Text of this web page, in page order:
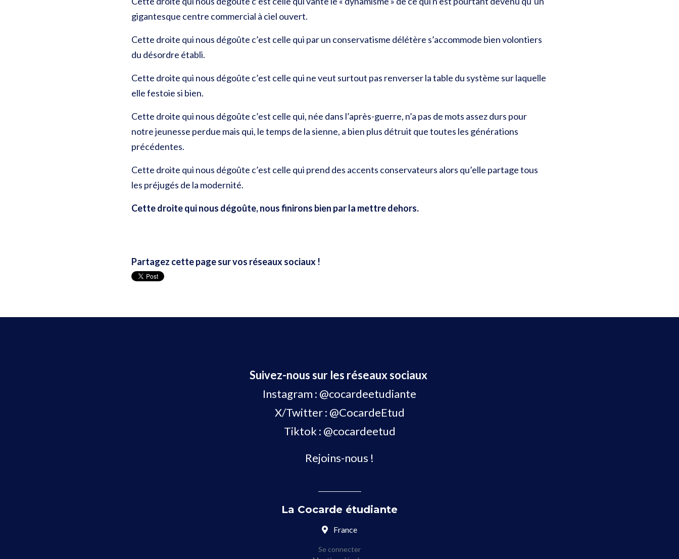
gigantesque centre commercial à ciel ouvert.
Cette droite qui nous dégoûte c’est celle qui par un conservatisme délétère s’accommode bien volontiers
du désordre établi.
Cette droite qui nous dégoûte c’est celle qui ne veut surtout pas renverser la table du système sur laquelle
elle festoie si bien.
Cette droite qui nous dégoûte c’est celle qui, née dans l’après-guerre, n’a pas de mots assez durs pour
notre jeunesse perdue mais qui, le temps de la sienne, a bien plus détruit que toutes les générations
précédentes.
Cette droite qui nous dégoûte c’est celle qui prend des accents conservateurs alors qu’elle partage tous
les préjugés de la modernité.
Cette droite qui nous dégoûte, nous finirons bien par la mettre dehors.
Partagez cette page sur vos réseaux sociaux !
Suivez-nous sur les réseaux sociaux
Instagram : @cocardeetudiante
X/Twitter : @CocardeEtud
Tiktok : @cocardeetud
Rejoins-nous !
La Cocarde étudiante
France
Se connecter